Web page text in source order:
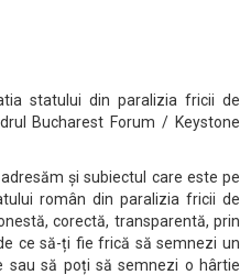
statului din paralizia fricii de
Bucharest Forum / Keystone
și subiectul care este pe
român din paralizia fricii de
corectă, transparentă, prin
ce să-ți fie frică să semnezi un
sau să poți să semnezi o hârtie